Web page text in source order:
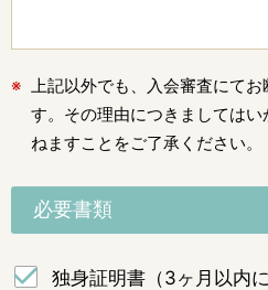
上記以外でも、入会審査にて
す。その理由につきましては
ねますことをご了承ください。
必要書類
独身証明書（3ヶ月以内